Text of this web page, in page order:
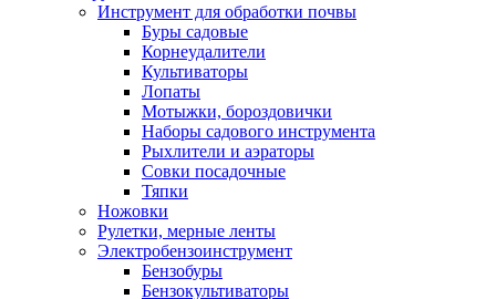
Инструмент для обработки почвы
Буры садовые
Корнеудалители
Культиваторы
Лопаты
Мотыжки, бороздовички
Наборы садового инструмента
Рыхлители и аэраторы
Совки посадочные
Тяпки
Ножовки
Рулетки, мерные ленты
Электробензоинструмент
Бензобуры
Бензокультиваторы